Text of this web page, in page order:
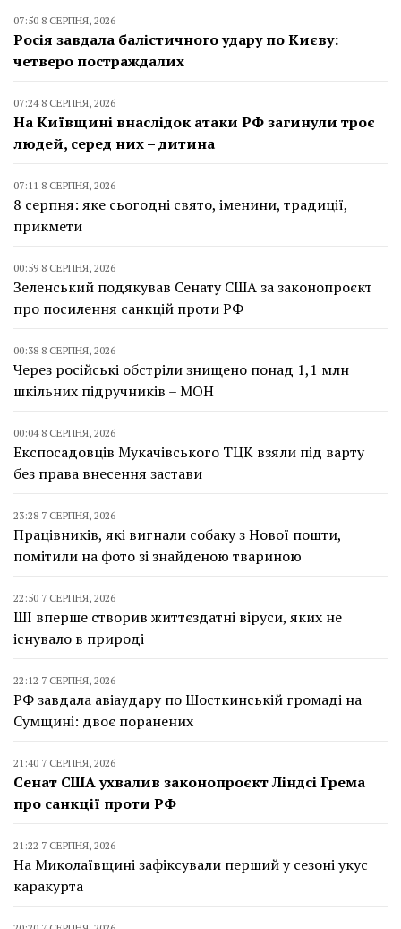
07:50 8 СЕРПНЯ, 2026
Росія завдала балістичного удару по Києву:
четверо постраждалих
07:24 8 СЕРПНЯ, 2026
На Київщині внаслідок атаки РФ загинули троє
людей, серед них – дитина
07:11 8 СЕРПНЯ, 2026
8 серпня: яке сьогодні свято, іменини, традиції,
прикмети
00:59 8 СЕРПНЯ, 2026
Зеленський подякував Сенату США за законопроєкт
про посилення санкцій проти РФ
00:38 8 СЕРПНЯ, 2026
Через російські обстріли знищено понад 1,1 млн
шкільних підручників – МОН
00:04 8 СЕРПНЯ, 2026
Експосадовців Мукачівського ТЦК взяли під варту
без права внесення застави
23:28 7 СЕРПНЯ, 2026
Працівників, які вигнали собаку з Нової пошти,
помітили на фото зі знайденою твариною
22:50 7 СЕРПНЯ, 2026
ШІ вперше створив життєздатні віруси, яких не
існувало в природі
22:12 7 СЕРПНЯ, 2026
РФ завдала авіаудару по Шосткинській громаді на
Сумщині: двоє поранених
21:40 7 СЕРПНЯ, 2026
Сенат США ухвалив законопроєкт Ліндсі Грема
про санкції проти РФ
21:22 7 СЕРПНЯ, 2026
На Миколаївщині зафіксували перший у сезоні укус
каракурта